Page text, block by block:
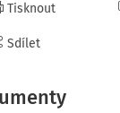
Tisknout
Sdílet